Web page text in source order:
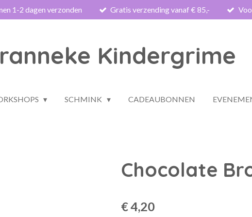
1-2 dagen verzonden Gratis verzending vanaf € 85,-
Kindergrime
SCHMINK CADEAUBONNEN
Chocolate
€ 4,20